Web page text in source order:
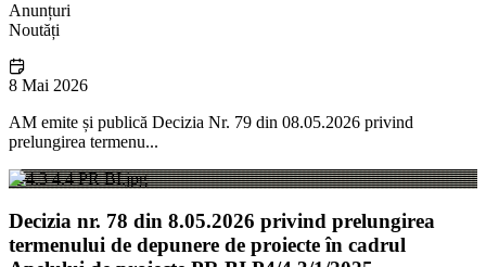
Anunțuri
Noutăți
8 Mai 2026
AM emite și publică Decizia Nr. 79 din 08.05.2026 privind
prelungirea termenu...
Decizia nr. 78 din 8.05.2026 privind prelungirea
termenului de depunere de proiecte în cadrul